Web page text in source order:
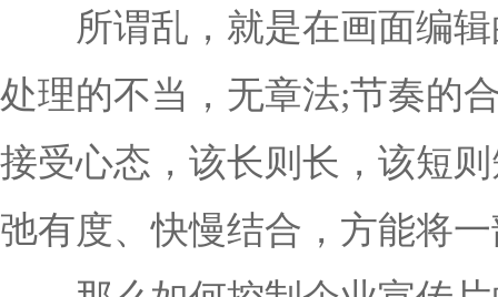
所谓乱，就是在画面编辑
处理的不当，无章法;节奏的
接受心态，该长则长，该短
弛有度、快慢结合，方能将